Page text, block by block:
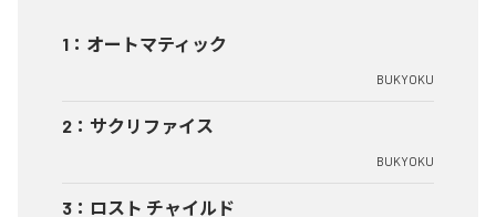
1 ： オートマティック
BUKYOKU
2 ： サクリファイス
BUKYOKU
3 ： ロスト チャイルド